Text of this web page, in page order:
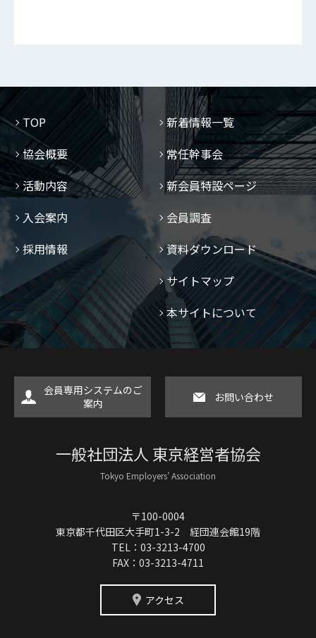
TOP
協会概要
活動内容
入会案内
採用情報
新着情報一覧
常任幹事会
新会員特設ページ
会員調査
資料ダウンロード
サイトマップ
本サイトについて
会員専用システムのご
案内
お問い合わせ
一般社団法人 東京経営者協会
Tokyo Employers’ Association
〒100-0004
東京都千代田区大手町1-3-2 経団連会館19階
TEL：03-3213-4700
FAX：03-3213-4711
アクセス